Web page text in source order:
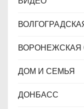
ВОРОНЕЖСКАЯ
ДОМ И СЕМЬЯ
ДОНБАСС